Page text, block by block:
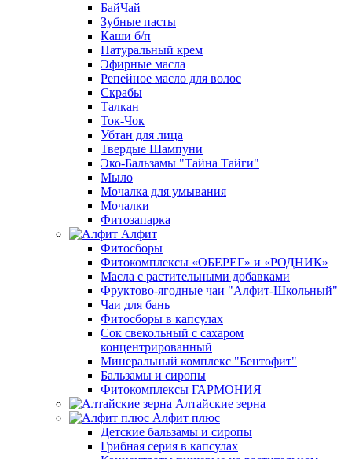
БайЧай
Зубные пасты
Каши б/п
Натуральный крем
Эфирные масла
Репейное масло для волос
Скрабы
Талкан
Ток-Чок
Убтан для лица
Твердые Шампуни
Эко-Бальзамы "Тайна Тайги"
Мыло
Мочалка для умывания
Мочалки
Фитозапарка
Алфит
Фитосборы
Фитокомплексы «ОБЕРЕГ» и «РОДНИК»
Масла с растительными добавками
Фруктово-ягодные чаи "Алфит-Школьный"
Чаи для бань
Фитосборы в капсулах
Сок свекольный с сахаром
концентрированный
Минеральный комплекс "Бентофит"
Бальзамы и сиропы
Фитокомплексы ГАРМОНИЯ
Алтайские зерна
Алфит плюс
Детские бальзамы и сиропы
Грибная серия в капсулах